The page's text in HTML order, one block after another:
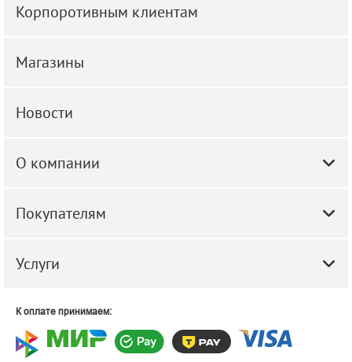
Корпоротивным клиентам
Магазины
Новости
О компании
Покупателям
Услуги
К оплате принимаем: